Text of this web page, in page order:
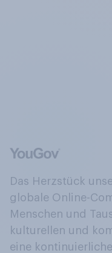
Das Herzstück
globale Online-
Menschen und
kulturellen und
eine